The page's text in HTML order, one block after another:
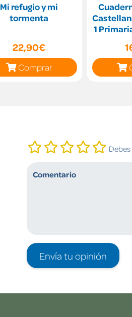
Mi refugio y mi
tormenta
22,90€
Comprar
1
Envía tu opinión